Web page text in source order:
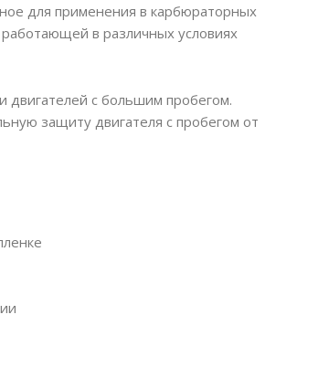
для применения в карбюраторных
в различных условиях
двигателей с большим пробегом.
защиту двигателя с пробегом от